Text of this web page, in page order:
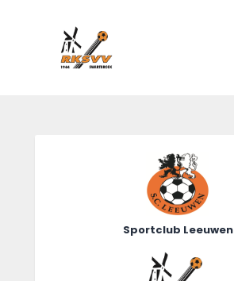
EvenementenSportclub Leeuwen